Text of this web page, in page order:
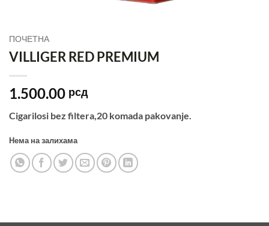
ПОЧЕТНА
VILLIGER RED PREMIUM
1.500.00 рсд
Cigarilosi bez filtera,20 komada pakovanje.
Нема на залихама